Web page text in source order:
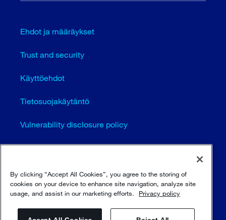
Ehdot ja määräykset
Trust and security
Käyttöehdot
Tietosuojakäytäntö
Vulnerability disclosure policy
Cookie settings (EN)
Sivustokartta
© Sulzer Ltd 1996 - 2025
By clicking “Accept All Cookies”, you agree to the storing of
cookies on your device to enhance site navigation, analyze site
usage, and assist in our marketing efforts.
Privacy policy